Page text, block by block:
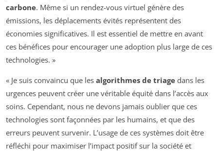
carbone. Même si un rendez-vous virtuel génère des
émissions, les déplacements évités représentent des
économies significatives. Il est essentiel de mettre en avant
ces bénéfices pour encourager une adoption plus large de ces
technologies. »
« Je suis convaincu que les algorithmes de triage dans les
urgences peuvent créer une véritable équité dans l’accès aux
soins. Cependant, nous ne devons jamais oublier que ces
technologies sont façonnées par les humains, et que des
erreurs peuvent survenir. L’usage de ces systèmes doit être
réfléchi pour maximiser l’impact positif sur la société et